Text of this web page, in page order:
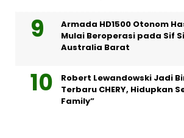
Armada HD1500 Otonom
Mulai Beroperasi pada Sif
Australia Barat
Robert Lewandowski Jadi
Terbaru CHERY, Hidupkan
Family”